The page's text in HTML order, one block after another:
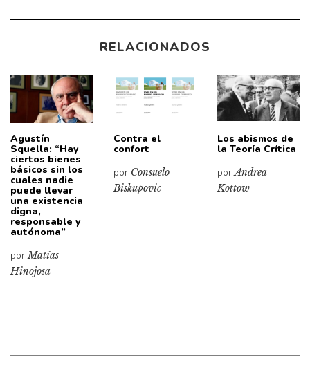
RELACIONADOS
Agustín
Squella: “Hay
ciertos bienes
básicos sin los
cuales nadie
puede llevar
una existencia
digna,
responsable y
autónoma”
porMatías
Hinojosa
Contra el
confort
por Consuelo
Biskupovic
Los abismos de
la Teoría Crítica
porAndrea
Kottow